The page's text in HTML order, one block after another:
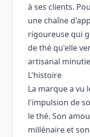
à ses clients.
une chaîne
rigoureuse qui
de thé qu'elle
artisanal
L'histoire
La marque a vu
l'impulsion de
le thé. Son
millénaire et